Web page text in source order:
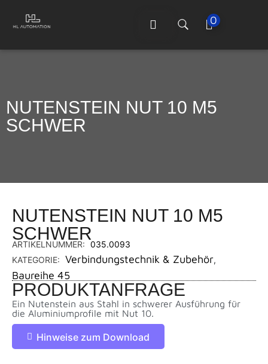
0
NUTENSTEIN NUT 10 M5
SCHWER
NUTENSTEIN NUT 10 M5
SCHWER
ARTIKELNUMMER: 035.0093
KATEGORIE: Verbindungstechnik & Zubehör,
Baureihe 45
PRODUKTANFRAGE
Ein Nutenstein aus Stahl in schwerer Ausführung für
die Aluminiumprofile mit Nut 10.
Hinweise zum Download